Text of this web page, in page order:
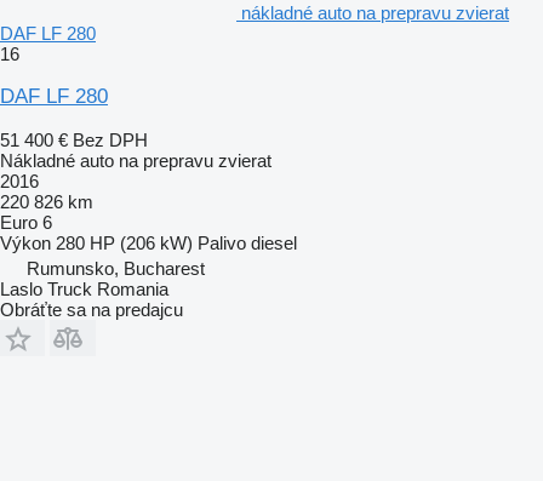
nákladné auto na prepravu zvierat
DAF LF 280
16
DAF LF 280
51 400 € Bez DPH
Nákladné auto na prepravu zvierat
2016
220 826 km
Euro 6
Výkon 280 HP (206 kW) Palivo diesel
Rumunsko, Bucharest
Laslo Truck Romania
Obráťte sa na predajcu